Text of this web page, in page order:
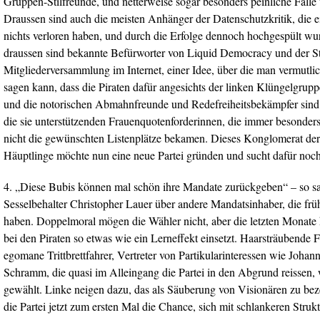
Draussen sind auch die meisten Anhänger der Datenschutzkritik, die
nichts verloren haben, und durch die Erfolge dennoch hochgespült
draussen sind bekannte Befürworter von Liquid Democracy und der
Mitgliederversammlung im Internet, einer Idee, über die man
sagen kann, dass die Piraten dafür angesichts der linken
und die notorischen Abmahnfreunde und Redefreiheitsbekämpfer
die sie unterstützenden Frauenquotenforderinnen, die immer
nicht die gewünschten Listenplätze bekamen. Dieses Konglomerat
Häuptlinge möchte nun eine neue Partei gründen und sucht dafür
4. „Diese Bubis können mal schön ihre Mandate zurückgeben“ – so
Sesselbehalter Christopher Lauer über andere Mandatsinhaber, die
haben. Doppelmoral mögen die Wähler nicht, aber die letzten Monate
bei den Piraten so etwas wie ein Lerneffekt einsetzt. Haarsträubende
egomane Trittbrettfahrer, Vertreter von Partikularinteressen wie
Schramm, die quasi im Alleingang die Partei in den Abgrund
gewählt. Linke neigen dazu, das als Säuberung von Visionären zu
die Partei jetzt zum ersten Mal die Chance, sich mit schlankeren